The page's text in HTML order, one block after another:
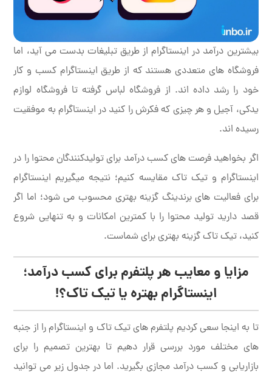
بیشترین درآمد در اینستاگرام از طریق تبلیغات بدست می آید، اما
فروشگاه های متعددی هستند که از طریق اینستاگرام کسب و کار
خود را رشد داده اند. از فروشگاه لباس گرفته تا فروشگاه لوازم
یدکی، آجیل و هر چیزی که فکرش را کنید در اینستاگرام به موفقیت
رسیده اند.
اگر بخواهید فرصت های کسب درآمد برای تولیدکنندگان محتوا را در
اینستاگرام و تیک تاک مقایسه کنیم؛ نتیجه میگیریم اینستاگرام
برای فعالیت های برندینگ گزینه بهتری محسوب می شود؛ اما اگر
قصد دارید تولید محتوا را با کمترین امکانات و به تنهایی شروع
کنید، تیک تاک گزینه بهتری برای شماست.
مزایا و معایب هر پلتفرم برای کسب درآمد؛
اینستاگرام بهتره یا تیک تاک؟!
تا به اینجا سعی کردیم پلتفرم های تیک تاک و اینستاگرام را از جنبه
های مختلف مورد بررسی قرار دهیم تا بهترین تصمیم را برای
بازاریابی و کسب درآمد مجازی بگیرید. اما در جدول زیر می توانید